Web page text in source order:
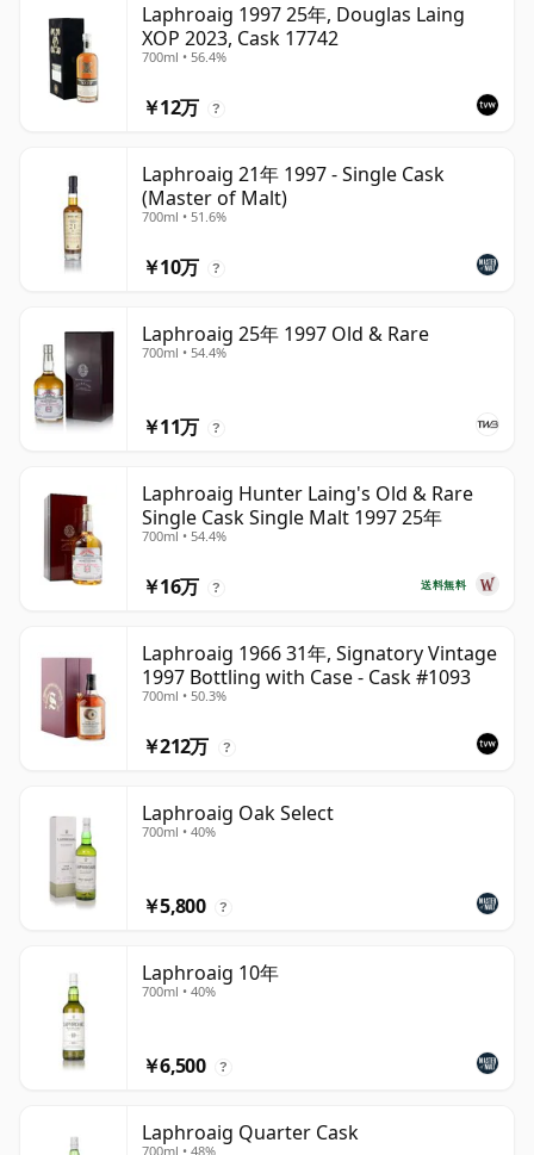
Laphroaig 1997 25年, Douglas Laing
XOP 2023, Cask 17742
700ml • 56.4%
￥12万 ?
Laphroaig 21年 1997 - Single Cask
(Master of Malt)
700ml • 51.6%
￥10万 ?
Laphroaig 25年 1997 Old & Rare
700ml • 54.4%
￥11万 ?
Laphroaig Hunter Laing's Old & Rare
Single Cask Single Malt 1997 25年
700ml • 54.4%
送料無料
￥16万 ?
Laphroaig 1966 31年, Signatory Vintage
1997 Bottling with Case - Cask #1093
700ml • 50.3%
￥212万 ?
Laphroaig Oak Select
700ml • 40%
￥5,800 ?
Laphroaig 10年
700ml • 40%
￥6,500 ?
Laphroaig Quarter Cask
700ml • 48%